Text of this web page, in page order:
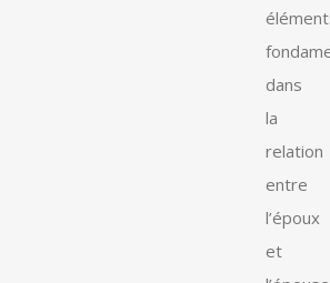
dans
la
relation
entre
l’époux
et